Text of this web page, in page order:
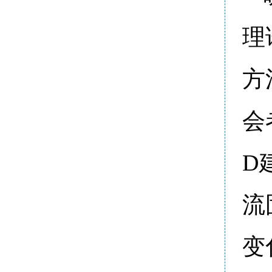
理
方
会
D
流
变